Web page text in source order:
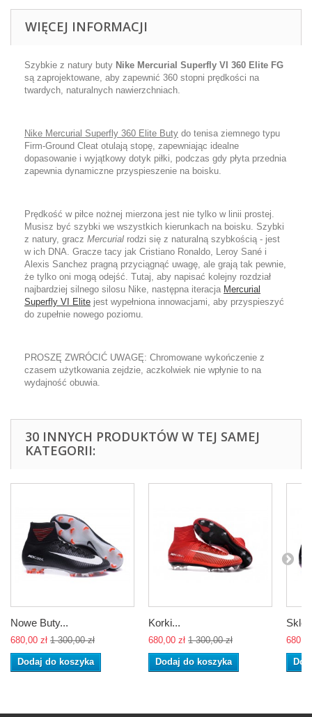
WIĘCEJ INFORMACJI
Szybkie z natury buty Nike Mercurial Superfly VI 360 Elite FG
są zaprojektowane, aby zapewnić 360 stopni prędkości na
twardych, naturalnych nawierzchniach.
Nike Mercurial Superfly 360 Elite Buty do tenisa ziemnego typu
Firm-Ground Cleat otulają stopę, zapewniając idealne
dopasowanie i wyjątkowy dotyk piłki, podczas gdy płyta przednia
zapewnia dynamiczne przyspieszenie na boisku.
Prędkość w piłce nożnej mierzona jest nie tylko w linii prostej.
Musisz być szybki we wszystkich kierunkach na boisku. Szybki
z natury, gracz Mercurial rodzi się z naturalną szybkością - jest
w ich DNA. Gracze tacy jak Cristiano Ronaldo, Leroy Sané i
Alexis Sanchez pragną przyciągnąć uwagę, ale grają tak pewnie,
że tylko oni mogą odejść. Tutaj, aby napisać kolejny rozdział
najbardziej silnego silosu Nike, następna iteracja Mercurial
Superfly VI Elite jest wypełniona innowacjami, aby przyspieszyć
do zupełnie nowego poziomu.
PROSZĘ ZWRÓCI Ć UWAG Ę: Chromowane wykończenie z
czasem użytkowania zejdzie, aczkolwiek nie wpłynie to na
wydajność obuwia.
30 INNYCH PRODUKTÓW W TEJ SAMEJ
KATEGORII:
Nowe Buty...
680,00 zł 1 300,00 zł
Dodaj do koszyka
Korki...
680,00 zł 1 300,00 zł
Dodaj do koszyka